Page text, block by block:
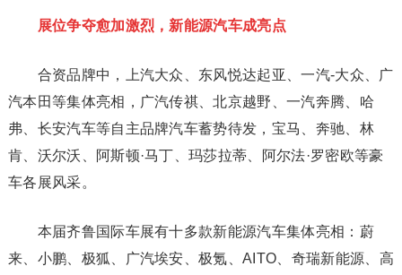
展位争夺愈加激烈， 新能源汽车成亮点
合资品牌中，上汽大众、东风悦达起亚、一汽-大众、广
汽本田等集体亮相，广汽传祺、北京越野、一汽奔腾、哈
弗、长安汽车等自主品牌汽车蓄势待发，宝马、奔驰、林
肯、沃尔沃、阿斯顿·马丁、玛莎拉蒂、阿尔法·罗密欧等豪
车各展风采。
本届齐鲁国际车展有十多款新能源汽车集体亮相：蔚
来、小鹏、极狐、广汽埃安、极氪、AITO、奇瑞新能源、高